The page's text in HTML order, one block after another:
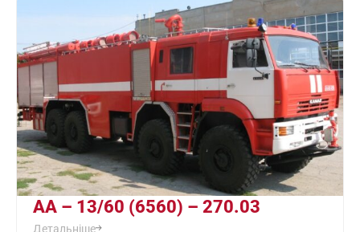
АА – 13/60 (6560) – 270.03
Детальніше